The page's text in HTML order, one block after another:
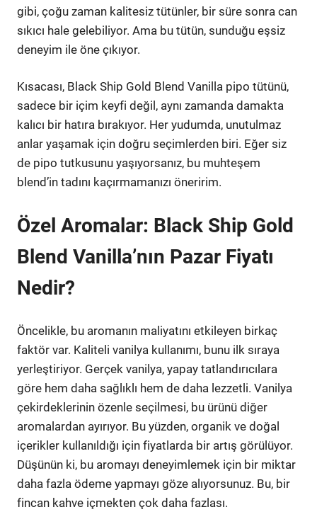
gibi, çoğu zaman kalitesiz tütünler, bir süre sonra can
sıkıcı hale gelebiliyor. Ama bu tütün, sunduğu eşsiz
deneyim ile öne çıkıyor.
Kısacası, Black Ship Gold Blend Vanilla pipo tütünü,
sadece bir içim keyfi değil, aynı zamanda damakta
kalıcı bir hatıra bırakıyor. Her yudumda, unutulmaz
anlar yaşamak için doğru seçimlerden biri. Eğer siz
de pipo tutkusunu yaşıyorsanız, bu muhteşem
blend’in tadını kaçırmamanızı öneririm.
Özel Aromalar: Black Ship Gold
Blend Vanilla’nın Pazar Fiyatı
Nedir?
Öncelikle, bu aromanın maliyatını etkileyen birkaç
faktör var. Kaliteli vanilya kullanımı, bunu ilk sıraya
yerleştiriyor. Gerçek vanilya, yapay tatlandırıcılara
göre hem daha sağlıklı hem de daha lezzetli. Vanilya
çekirdeklerinin özenle seçilmesi, bu ürünü diğer
aromalardan ayırıyor. Bu yüzden, organik ve doğal
içerikler kullanıldığı için fiyatlarda bir artış görülüyor.
Düşünün ki, bu aromayı deneyimlemek için bir miktar
daha fazla ödeme yapmayı göze alıyorsunuz. Bu, bir
fincan kahve içmekten çok daha fazlası.